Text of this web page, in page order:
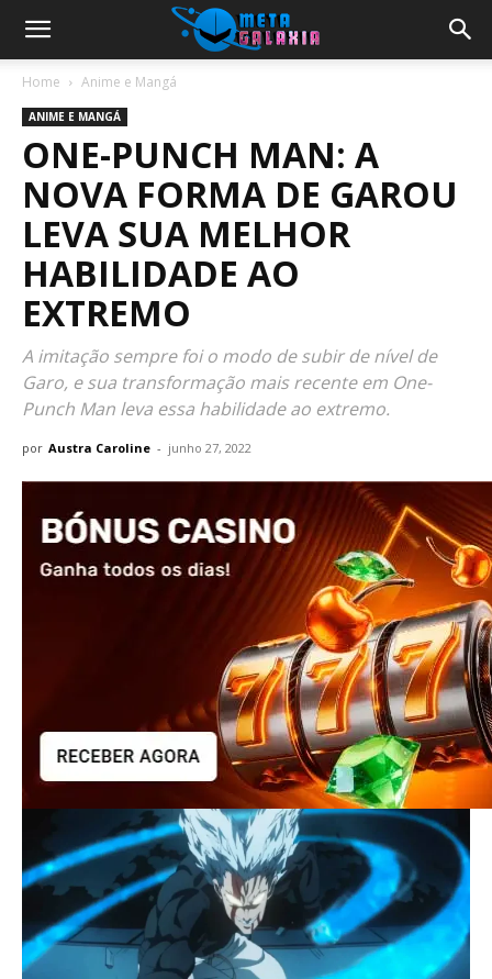
Home Anime e Mangá
ANIME E MANGÁ
ONE-PUNCH MAN: A
NOVA FORMA DE GAROU
LEVA SUA MELHOR
HABILIDADE AO
EXTREMO
A imitação sempre foi o modo de subir de nível de
Garo, e sua transformação mais recente em One-
Punch Man leva essa habilidade ao extremo.
por Austra Caroline - junho 27, 2022